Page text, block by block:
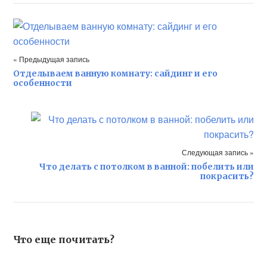
« Предыдущая запись
Отделываем ванную комнату: сайдинг и его
особенности
Следующая запись »
Что делать с потолком в ванной: побелить или
покрасить?
Что еще почитать?